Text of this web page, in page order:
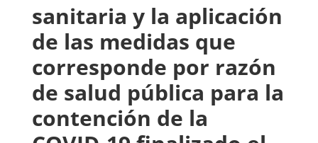
sanitaria y la aplicación
de las medidas que
corresponde por razón
de salud pública para la
contención de la